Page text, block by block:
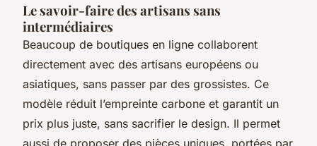
Le savoir-faire des artisans sans
intermédiaires
Beaucoup de boutiques en ligne collaborent
directement avec des artisans européens ou
asiatiques, sans passer par des grossistes. Ce
modèle réduit l’empreinte carbone et garantit un
prix plus juste, sans sacrifier le design. Il permet
aussi de proposer des pièces uniques, portées par